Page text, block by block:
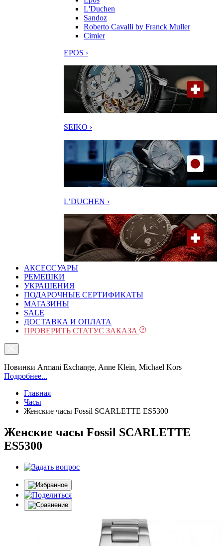
L'Duchen
Sandoz
Roberto Cavalli by Franck Muller
Cimier
EPOS ›
SEIKO ›
L’DUCHEN ›
АКСЕССУАРЫ
РЕМЕШКИ
УКРАШЕНИЯ
ПОДАРОЧНЫЕ СЕРТИФИКАТЫ
МАГАЗИНЫ
SALE
ДОСТАВКА И ОПЛАТА
ПРОВЕРИТЬ СТАТУС ЗАКАЗА
Новинки Armani Exchange, Anne Klein, Michael Kors
Подробнее...
Главная
Часы
Женские часы Fossil SCARLETTE ES5300
Женские часы Fossil SCARLETTE
ES5300